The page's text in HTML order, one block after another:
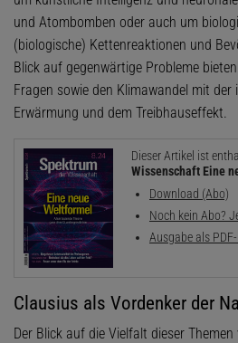
und Atombomben oder auch um
(biologische) Kettenreaktionen und
Blick auf gegenwärtige Probleme
Fragen sowie den Klimawandel mit der
Erwärmung und dem Treibhauseffekt.
Dieser Artikel ist
Wissenschaft Eine
Download (Abo)
Noch kein Abo?
Ausgabe als
Clausius als Vordenker der
Der Blick auf die Vielfalt dieser